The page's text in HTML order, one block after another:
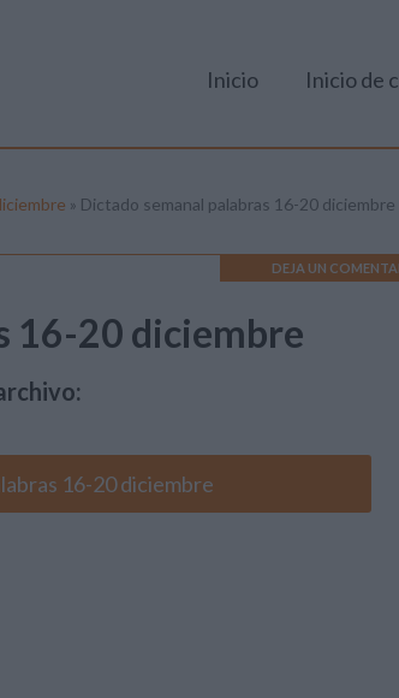
Inicio Inicio de
» Dictado semanal palabras 16-20 diciembre
DEJA UN
16-20 diciembre
16-20 diciembre